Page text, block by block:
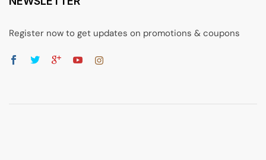
Register now to get updates on promotions & coupons